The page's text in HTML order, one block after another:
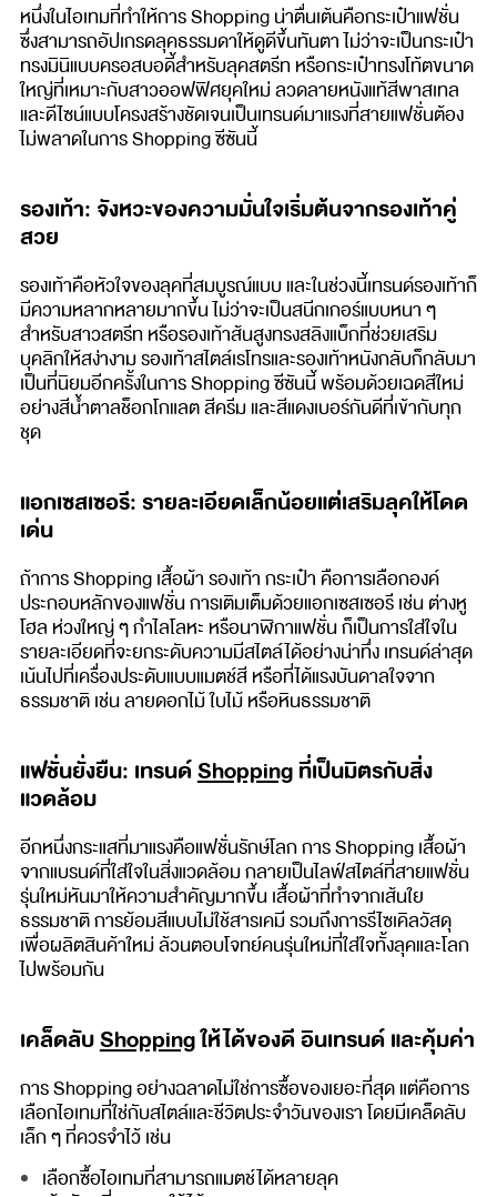
หนึ่งในไอเทมที่ทำให้การ Shopping น่าตื่นเต้นคือกระเป๋าแฟชั่น
ซึ่งสามารถอัปเกรดลุคธรรมดาให้ดูดีขึ้นทันตา ไม่ว่าจะเป็นกระเป๋า
ทรงมินิแบบครอสบอดี้สำหรับลุคสตรีท หรือกระเป๋าทรงโท้ตขนาด
ใหญ่ที่เหมาะกับสาวออฟฟิศยุคใหม่ ลวดลายหนังแท้สีพาสเทล
และดีไซน์แบบโครงสร้างชัดเจนเป็นเทรนด์มาแรงที่สายแฟชั่นต้อง
ไม่พลาดในการ Shopping ซีซันนี้
รองเท้า: จังหวะของความมั่นใจเริ่มต้นจากรองเท้าคู่
สวย
รองเท้าคือหัวใจของลุคที่สมบูรณ์แบบ และในช่วงนี้เทรนด์รองเท้าก็
มีความหลากหลายมากขึ้น ไม่ว่าจะเป็นสนีกเกอร์แบบหนา ๆ
สำหรับสาวสตรีท หรือรองเท้าส้นสูงทรงสลิงแบ็กที่ช่วยเสริม
บุคลิกให้สง่างาม รองเท้าสไตล์เรโทรและรองเท้าหนังกลับก็กลับมา
เป็นที่นิยมอีกครั้งในการ Shopping ซีซันนี้ พร้อมด้วยเฉดสีใหม่
อย่างสีน้ำตาลช็อกโกแลต สีครีม และสีแดงเบอร์กันดีที่เข้ากับทุก
ชุด
แอกเซสเซอรี: รายละเอียดเล็กน้อยแต่เสริมลุคให้โดด
เด่น
ถ้าการ Shopping เสื้อผ้า รองเท้า กระเป๋า คือการเลือกองค์
ประกอบหลักของแฟชั่น การเติมเต็มด้วยแอกเซสเซอรี เช่น ต่างหู
โฮล ห่วงใหญ่ ๆ กำไลโลหะ หรือนาฬิกาแฟชั่น ก็เป็นการใส่ใจใน
รายละเอียดที่จะยกระดับความมีสไตล์ได้อย่างน่าทึ่ง เทรนด์ล่าสุด
เน้นไปที่เครื่องประดับแบบแมตช์สี หรือที่ได้แรงบันดาลใจจาก
ธรรมชาติ เช่น ลายดอกไม้ ใบไม้ หรือหินธรรมชาติ
แฟชั่นยั่งยืน: เทรนด์Shoppingที่เป็นมิตรกับสิ่ง
แวดล้อม
อีกหนึ่งกระแสที่มาแรงคือแฟชั่นรักษ์โลก การ Shopping เสื้อผ้า
จากแบรนด์ที่ใส่ใจในสิ่งแวดล้อม กลายเป็นไลฟ์สไตล์ที่สายแฟชั่น
รุ่นใหม่หันมาให้ความสำคัญมากขึ้น เสื้อผ้าที่ทำจากเส้นใย
ธรรมชาติ การย้อมสีแบบไม่ใช้สารเคมี รวมถึงการรีไซเคิลวัสดุ
เพื่อผลิตสินค้าใหม่ ล้วนตอบโจทย์คนรุ่นใหม่ที่ใส่ใจทั้งลุคและโลก
ไปพร้อมกัน
เคล็ดลับShoppingให้ได้ของดี อินเทรนด์ และคุ้มค่า
การ Shopping อย่างฉลาดไม่ใช่การซื้อของเยอะที่สุด แต่คือการ
เลือกไอเทมที่ใช่กับสไตล์และชีวิตประจำวันของเรา โดยมีเคล็ดลับ
เล็ก ๆ ที่ควรจำไว้ เช่น
เลือกซื้อไอเทมที่สามารถแมตช์ได้หลายลุค